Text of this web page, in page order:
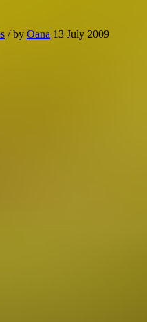
/by Oana 13 July 2009